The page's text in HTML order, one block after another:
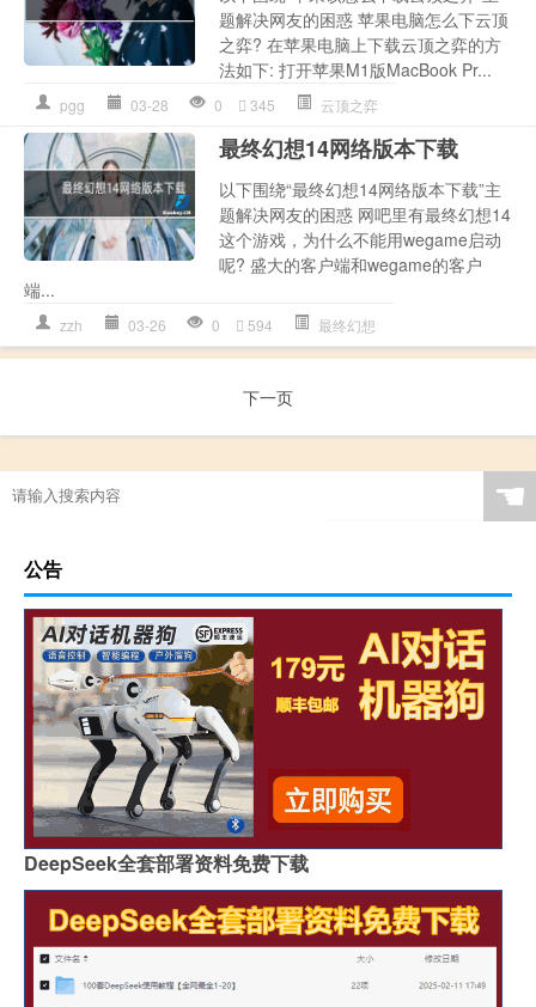
题解决网友的困惑 苹果电脑怎么下云顶
之弈? 在苹果电脑上下载云顶之弈的方
法如下: 打开苹果M1版MacBook Pr...
pgg 03-28 0 345 云顶之弈
最终幻想14网络版本下载
以下围绕“最终幻想14网络版本下载”主
题解决网友的困惑 网吧里有最终幻想14
这个游戏，为什么不能用wegame启动
呢? 盛大的客户端和wegame的客户
端...
zzh 03-26 0 594 最终幻想
下一页
☚
公告
DeepSeek全套部署资料免费下载